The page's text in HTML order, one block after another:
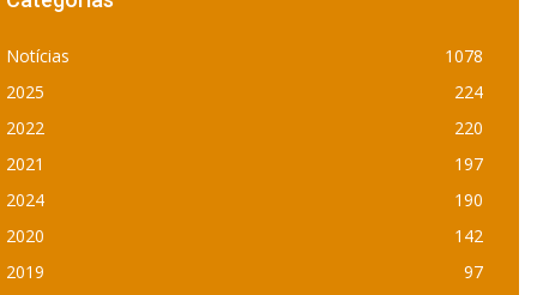
Notícias
1078
2025
224
2022
220
2021
197
2024
190
2020
142
2019
97